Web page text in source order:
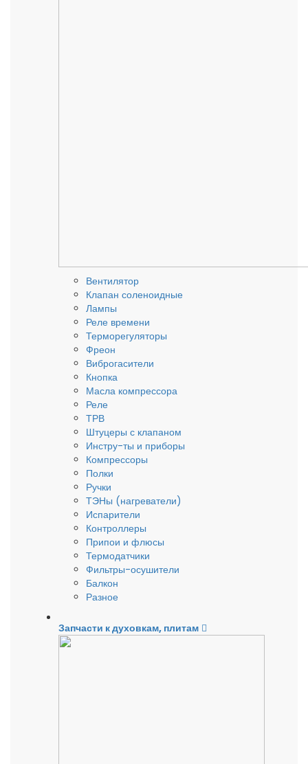
Вентилятор
Клапан соленоидные
Лампы
Реле времени
Терморегуляторы
Фреон
Виброгасители
Кнопка
Масла компрессора
Реле
ТРВ
Штуцеры с клапаном
Инстру-ты и приборы
Компрессоры
Полки
Ручки
ТЭНы (нагреватели)
Испарители
Контроллеры
Припои и флюсы
Термодатчики
Фильтры-осушители
Балкон
Разное
Запчасти к духовкам, плитам